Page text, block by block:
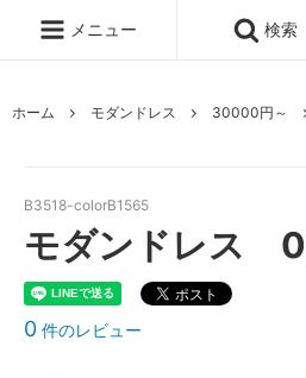
メニュー 検索
ホーム モダンドレス 30000円～
B3518-colorB1565
モダンドレス
0 件のレビュー